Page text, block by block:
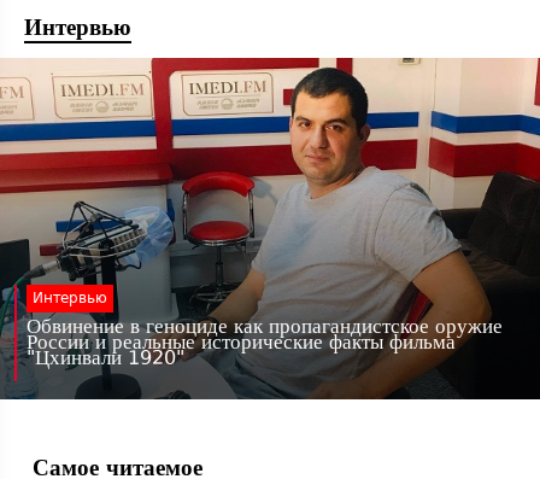
Интервью
Интервью
Обвинение в геноциде как пропагандистское оружие
России и реальные исторические факты фильма
"Цхинвали 1920"
Самое читаемое